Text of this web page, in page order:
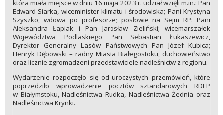
która miała miejsce w dniu 16 maja 2023 r. udział wzięli m.in.: Pan
Edward Siarka, wiceminister klimatu i środowiska; Pani Krystyna
Szyszko, wdowa po profesorze; posłowie na Sejm RP: Pani
Aleksandra Łapiak i Pan Jarosław Zieliński; wicemarszałek
Województwa Podlaskiego Pan Sebastian Łukaszewicz,
Dyrektor Generalny Lasów Państwowych Pan Józef Kubica;
Henryk Dębowski – radny Miasta Białegostoku, duchowieństwo
oraz licznie zgromadzeni przedstawiciele nadleśnictw z regionu.
Wydarzenie rozpoczęło się od uroczystych przemówień, które
poprzedziło wprowadzenie pocztów sztandarowych RDLP
w Białymstoku, Nadleśnictwa Rudka, Nadleśnictwa Żednia oraz
Nadleśnictwa Krynki.